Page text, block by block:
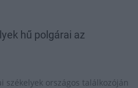
hű polgárai az
székelyek országos találkozóján